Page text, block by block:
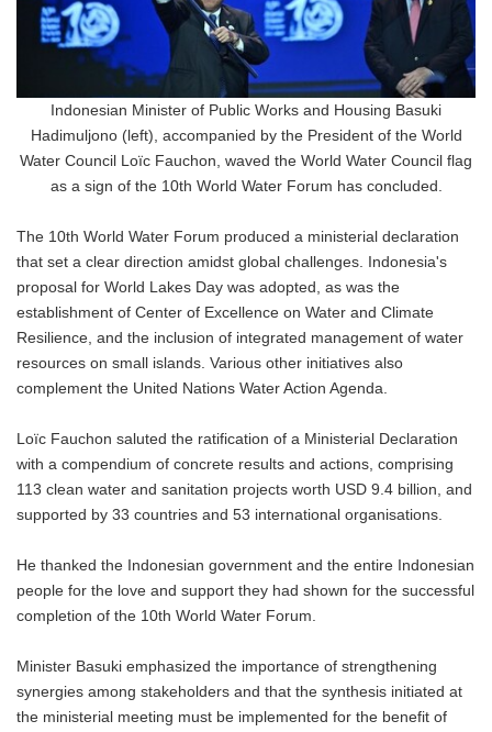
Indonesian Minister of Public Works and Housing Basuki
Hadimuljono (left), accompanied by the President of the World
Water Council Loïc Fauchon, waved the World Water Council flag
as a sign of the 10th World Water Forum has concluded.
The 10th World Water Forum produced a ministerial declaration
that set a clear direction amidst global challenges. Indonesia's
proposal for World Lakes Day was adopted, as was the
establishment of Center of Excellence on Water and Climate
Resilience, and the inclusion of integrated management of water
resources on small islands. Various other initiatives also
complement the United Nations Water Action Agenda.
Loïc Fauchon saluted the ratification of a Ministerial Declaration
with a compendium of concrete results and actions, comprising
113 clean water and sanitation projects worth USD 9.4 billion, and
supported by 33 countries and 53 international organisations.
He thanked the Indonesian government and the entire Indonesian
people for the love and support they had shown for the successful
completion of the 10th World Water Forum.
Minister Basuki emphasized the importance of strengthening
synergies among stakeholders and that the synthesis initiated at
the ministerial meeting must be implemented for the benefit of